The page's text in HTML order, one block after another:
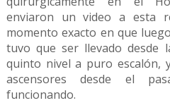
enviaron un video a esta
momento exacto en que
tuvo que ser llevado desde
quinto nivel a puro escalón,
ascensores desde el
funcionando.